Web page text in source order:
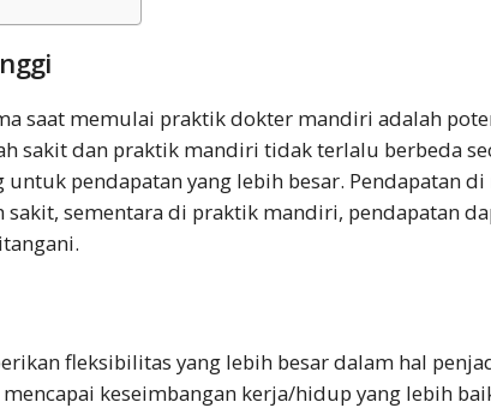
saat memulai praktik dokter mandiri adalah
sakit dan praktik mandiri tidak terlalu berbeda
pendapatan yang lebih besar. Pendapatan
sementara di praktik mandiri, pendapatan
fleksibilitas yang lebih besar dalam hal
keseimbangan kerja/hidup yang lebih